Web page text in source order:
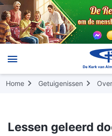
Home Getuigenissen
Lessen geleerd